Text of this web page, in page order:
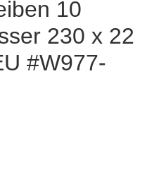
10
230 x 22
#W977-